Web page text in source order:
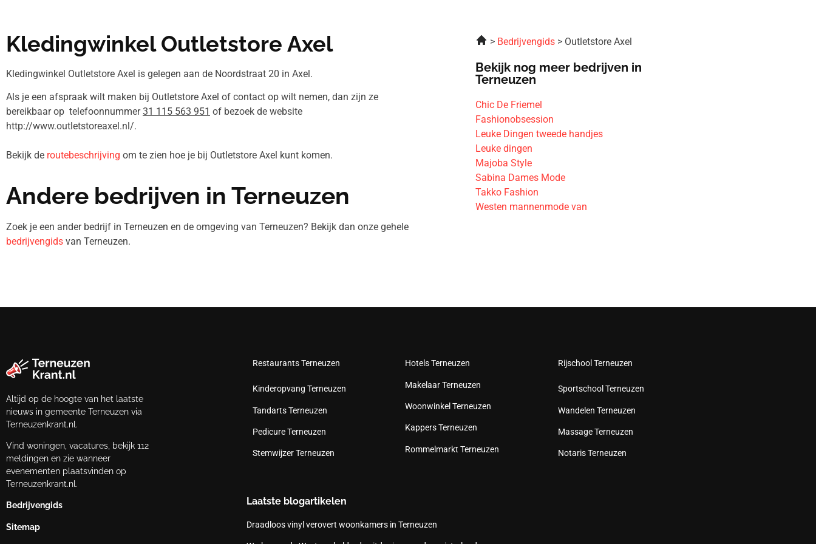
Kledingwinkel Outletstore Axel
Kledingwinkel Outletstore Axel is gelegen aan de Noordstraat 20 in Axel.
Als je een afspraak wilt maken bij Outletstore Axel of contact op wilt nemen, dan zijn ze
bereikbaar op telefoonnummer31 115 563 951 of bezoek de website
http://www.outletstoreaxel.nl/.
Bekijk de routebeschrijving om te zien hoe je bij Outletstore Axel kunt komen.
Andere bedrijven in Terneuzen
Zoek je een ander bedrijf in Terneuzen en de omgeving van Terneuzen? Bekijk dan onze gehele
bedrijvengids van Terneuzen.
Bedrijvengids Outletstore Axel
Bekijk nog meer bedrijven in
Terneuzen
Chic De Friemel
Fashionobsession
Leuke Dingen tweede handjes
Leuke dingen
Majoba Style
Sabina Dames Mode
Takko Fashion
Westen mannenmode van
Altijd op de hoogte van het laatste
nieuws in gemeente Terneuzen via
Terneuzenkrant.nl.
Vind woningen, vacatures, bekijk 112
meldingen en zie wanneer
evenementen plaatsvinden op
Terneuzenkrant.nl.
Bedrijvengids
Sitemap
Restaurants Terneuzen
Kinderopvang Terneuzen
Tandarts Terneuzen
Pedicure Terneuzen
Stemwijzer Terneuzen
Hotels Terneuzen
Makelaar Terneuzen
Woonwinkel Terneuzen
Kappers Terneuzen
Rommelmarkt Terneuzen
Rijschool Terneuzen
Sportschool Terneuzen
Wandelen Terneuzen
Massage Terneuzen
Notaris Terneuzen
Laatste blogartikelen
Draadloos vinyl verovert woonkamers in Terneuzen